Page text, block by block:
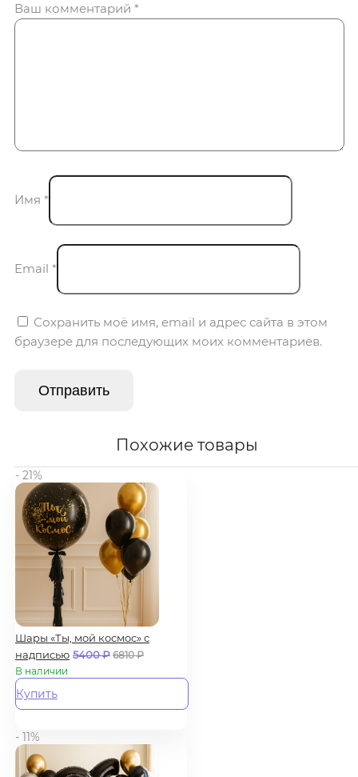
Ваш комментарий *
Имя *
Email *
Сохранить моё имя, email и адрес сайта в этом
браузере для последующих моих комментариев.
Похожие товары
- 21%
Шары «Ты, мой космос» с
надписью 5400₽ 6810₽
В наличии
Купить
- 11%